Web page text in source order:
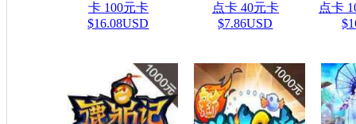
卡 100元卡
$16.08USD
点卡 40元卡
$7.86USD
点卡